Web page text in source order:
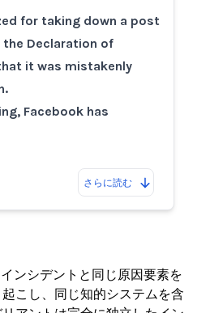
for taking down a post
Declaration of
it was mistakenly
Facebook has
さらに読む
ンシデントと同じ原因要素を
こし、同じ知的システムを含